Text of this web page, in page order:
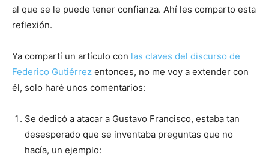
al que se le puede tener confianza. Ahí les comparto esta
reflexión.
Ya compartí un artículo con las claves del discurso de
Federico Gutiérrez entonces, no me voy a extender con
él, solo haré unos comentarios:
Se dedicó a atacar a Gustavo Francisco, estaba tan
desesperado que se inventaba preguntas que no
hacía, un ejemplo: